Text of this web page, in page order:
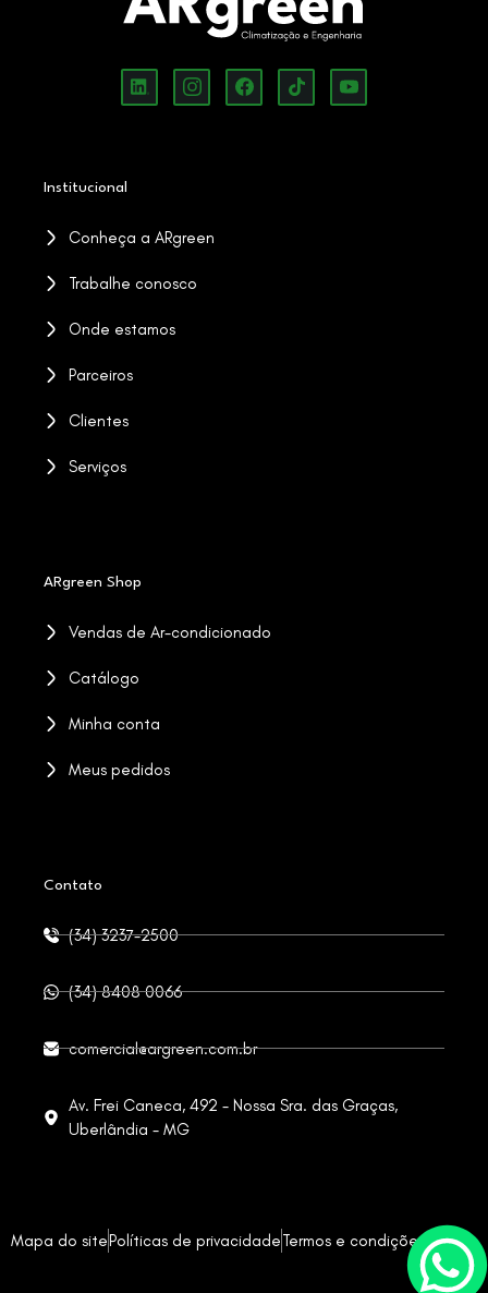
Institucional
Conheça a ARgreen
Trabalhe conosco
Onde estamos
Parceiros
Clientes
Serviços
ARgreen Shop
Vendas de Ar-condicionado
Catálogo
Minha conta
Meus pedidos
Contato
(34) 3237-2500
(34) 8408 0066
comercial@argreen.com.br
Av. Frei Caneca, 492 - Nossa Sra. das Graças,
Uberlândia - MG
Mapa do sitePolíticas de privacidadeTermos e condições de uso